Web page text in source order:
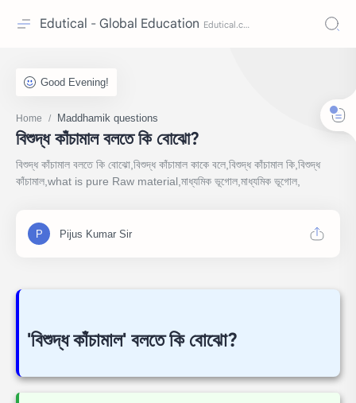
Edutical - Global Education
Home Maddhamik questions
বিশুদ্ধ কাঁচামাল বলতে কি বোঝো?
বিশুদ্ধ কাঁচামাল বলতে কি বোঝো,বিশুদ্ধ কাঁচামাল কাকে বলে,বিশুদ্ধ কাঁচামাল কি,বিশুদ্ধ
কাঁচামাল,what is pure Raw material,মাধ্যমিক ভূগোল,মাধ্যমিক ভূগোল,
'বিশুদ্ধ কাঁচামাল' বলতে কি বোঝো?